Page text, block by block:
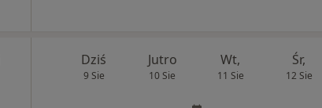
Dziś
9 Sie
Jutro
10 Sie
Wt,
11 Sie
Śr,
12 Sie